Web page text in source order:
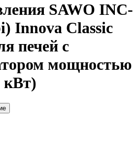
SAWO INC-
Innova Classic
печей с
мощностью
кВт)